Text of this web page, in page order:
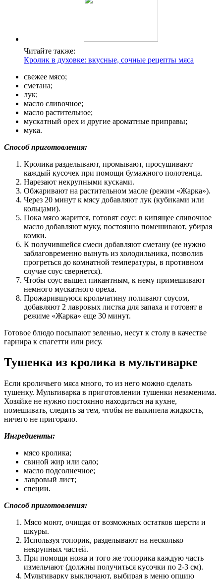
Читайте также:
Кролик в духовке: вкусные, сочные рецепты мяса
свежее мясо;
сметана;
лук;
масло сливочное;
масло растительное;
мускатный орех и другие ароматные приправы;
мука.
Способ приготовления:
Кролика разделывают, промывают, просушивают
каждый кусочек при помощи бумажного полотенца.
Нарезают некрупными кусками.
Обжаривают на растительном масле (режим «Жарка»).
Через 20 минут к мясу добавляют лук (кубиками или
кольцами).
Пока мясо жарится, готовят соус: в кипящее сливочное
масло добавляют муку, постоянно помешивают, убирая
комки.
К получившейся смеси добавляют сметану (ее нужно
заблаговременно вынуть из холодильника, позволив
прогреться до комнатной температуры, в противном
случае соус свернется).
Чтобы соус вышел пикантным, к нему примешивают
немного мускатного ореха.
Прожарившуюся крольчатину поливают соусом,
добавляют 2 лавровых листка для запаха и готовят в
режиме «Жарка» еще 30 минут.
Готовое блюдо посыпают зеленью, несут к столу в качестве
гарнира к спагетти или рису.
Тушенка из кролика в мультиварке
Если кроличьего мяса много, то из него можно сделать
тушенку. Мультиварка в приготовлении тушенки незаменима.
Хозяйке не нужно постоянно находиться на кухне,
помешивать, следить за тем, чтобы не выкипела жидкость,
ничего не пригорало.
Ингредиенты:
мясо кролика;
свиной жир или сало;
масло подсолнечное;
лавровый лист;
специи.
Способ приготовления:
Мясо моют, очищая от возможных остатков шерсти и
шкуры.
Используя топорик, разделывают на несколько
некрупных частей.
При помощи ножа и того же топорика каждую часть
измельчают (должны получиться кусочки по 2-3 см).
Мультиварку выключают, выбирая в меню опцию